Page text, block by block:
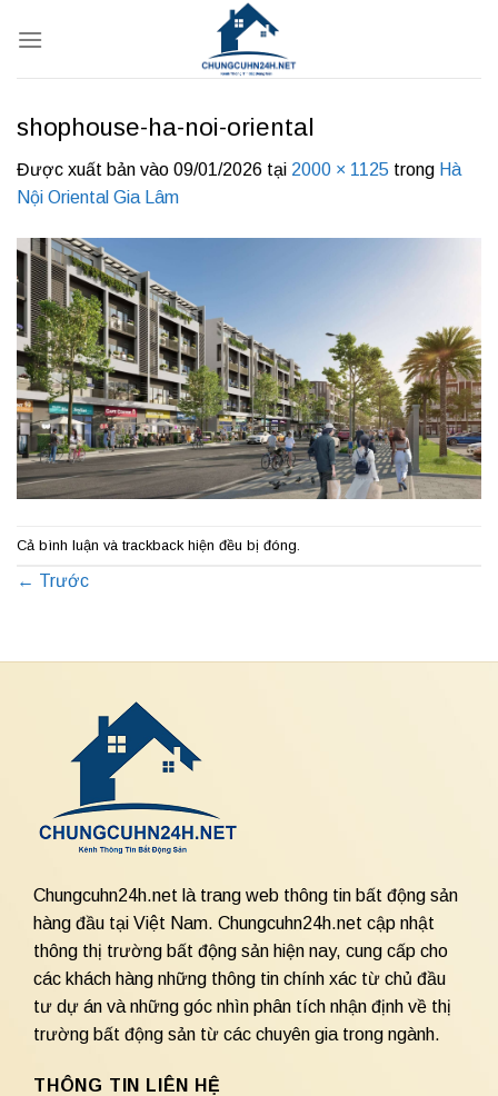
qua
shophouse-ha-noi-oriental
Được xuất bản vào 09/01/2026 tại 2000 × 1125 trong Hà
Nội Oriental Gia Lâm
Cả bình luận và trackback hiện đều bị đóng.
← Trước
Chungcuhn24h.net là trang web thông tin bất động sản
hàng đầu tại Việt Nam. Chungcuhn24h.net cập nhật
thông thị trường bất động sản hiện nay, cung cấp cho
các khách hàng những thông tin chính xác từ chủ đầu
tư dự án và những góc nhìn phân tích nhận định về thị
trường bất động sản từ các chuyên gia trong ngành.
THÔNG TIN LIÊN HỆ